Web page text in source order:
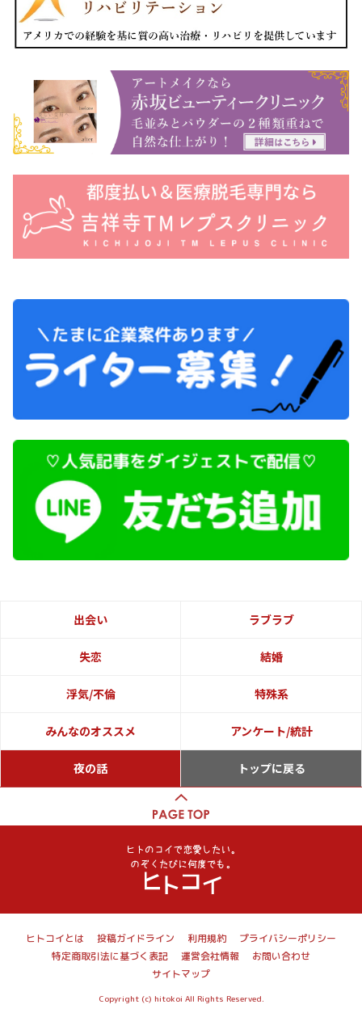
出会い ラブラブ
失恋 結婚
浮気/不倫 特殊系
みんなのオススメ アンケート/統計
夜の話 トップに戻る
ヒトコイとは 投稿ガイドライン 利用規約
プライバシーポリシー
特定商取引法に基づく表記
運営会社情報
お問い合わせ
サイトマップ
Copyright (c) hitokoi All Rights Reserved.